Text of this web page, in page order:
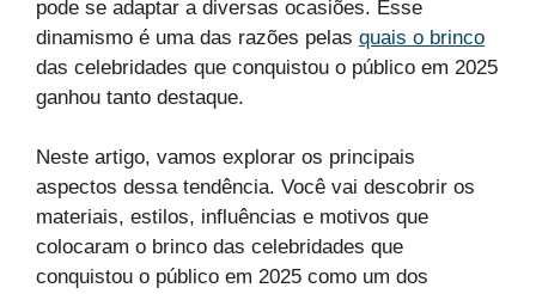
pode se adaptar a diversas ocasiões. Esse
dinamismo é uma das razões pelas quais o brinco
das celebridades que conquistou o público em 2025
ganhou tanto destaque.
Neste artigo, vamos explorar os principais
aspectos dessa tendência. Você vai descobrir os
materiais, estilos, influências e motivos que
colocaram o brinco das celebridades que
conquistou o público em 2025 como um dos